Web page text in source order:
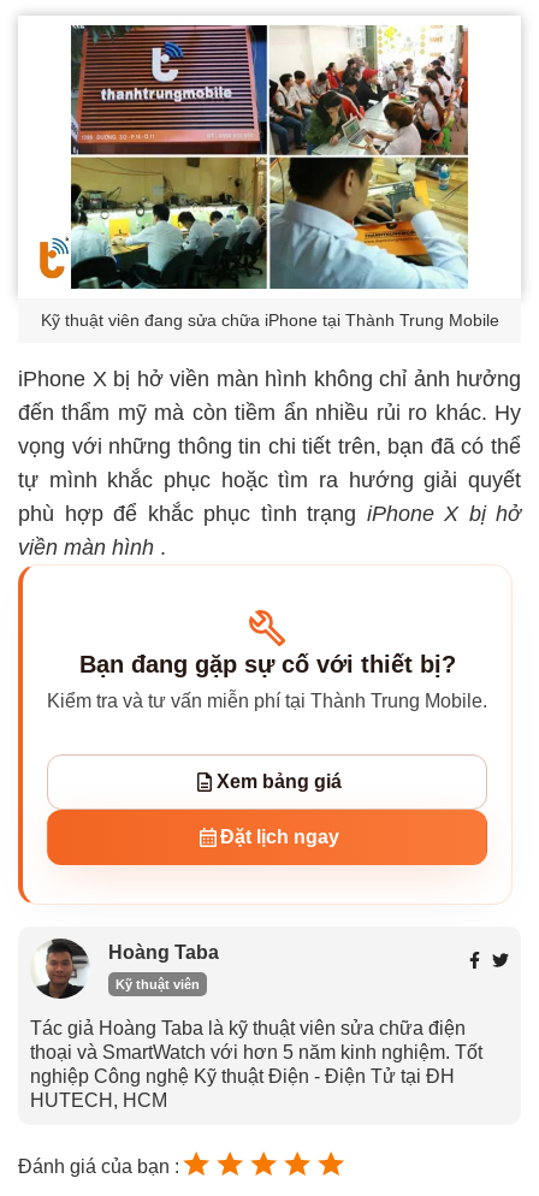
Kỹ thuật viên đang sửa chữa iPhone tại Thành Trung Mobile
iPhone X bị hở viền màn hình không chỉ ảnh hưởng
đến thẩm mỹ mà còn tiềm ẩn nhiều rủi ro khác. Hy
vọng với những thông tin chi tiết trên, bạn đã có thể
tự mình khắc phục hoặc tìm ra hướng giải quyết
phù hợp để khắc phục tình trạng iPhone X bị hở
viền màn hình .
Bạn đang gặp sự cố với thiết bị?
Kiểm tra và tư vấn miễn phí tại Thành Trung Mobile.
Xem bảng giá
Đặt lịch ngay
Hoàng Taba
Kỹ thuật viên
Tác giả Hoàng Taba là kỹ thuật viên sửa chữa điện
thoại và SmartWatch với hơn 5 năm kinh nghiệm. Tốt
nghiệp Công nghệ Kỹ thuật Điện - Điện Tử tại ĐH
HUTECH, HCM
Đánh giá của bạn :